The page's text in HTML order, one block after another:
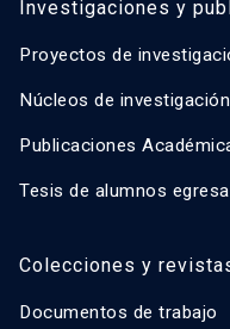
Investigaciones y
Proyectos de
Núcleos de investigación
Publicaciones
Tesis de alumnos
Colecciones y
Documentos de trabajo